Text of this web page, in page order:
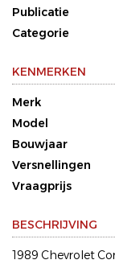
Publicatie
Categorie
KENMERKEN
Merk
Model
Bouwjaar
Versnellingen
Vraagprijs
BESCHRIJVING
1989 Chevrolet